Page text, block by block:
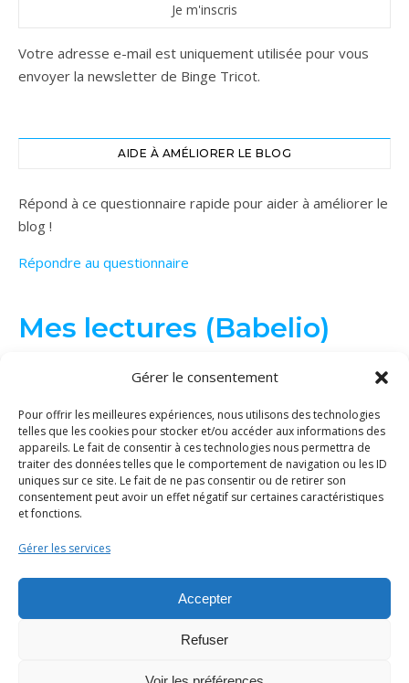
Gérer le consentement
Pour offrir les meilleures expériences, nous utilisons des technologies
telles que les cookies pour stocker et/ou accéder aux informations des
appareils. Le fait de consentir à ces technologies nous permettra de
traiter des données telles que le comportement de navigation ou les ID
uniques sur ce site. Le fait de ne pas consentir ou de retirer son
consentement peut avoir un effet négatif sur certaines caractéristiques
et fonctions.
Gérer les services
Accepter
Refuser
Votre adresse e-mail est uniquement utilisée pour vous
envoyer la newsletter de Binge Tricot.
AIDE À AMÉLIORER LE BLOG
Répond à ce questionnaire rapide pour aider à améliorer le
blog !
Répondre au questionnaire
Mes lectures (Babelio)
© Binge Tricot 2026 | Tous les éléments de ce site (textes, images...)
sont protégés par le droit d'auteur. La copie et/ou distribution du
contenu sans ma permission est interdite.